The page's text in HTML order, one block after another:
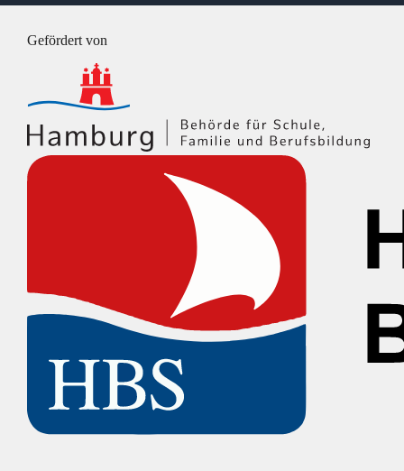
Gefördert von